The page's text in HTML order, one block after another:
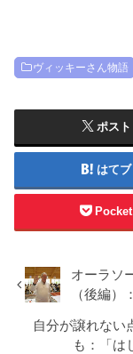
ヴィッキーさん物語
ポスト
はてブ
Pocket
オーラソ
（後編
自分が譲れない
も：「は